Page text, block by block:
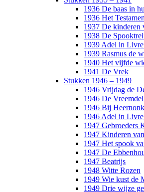
1936 De baas in
1936 Het
1937 De kinderen
1938 De
1939 Adel in
1939 Rasmus de
1940 Het vijfde
1941 De Vrek
Stukken 1946 – 1949
1946 Vrijdag de
1946 De
1946 Bij
1946 Adel in
1947 Gebroeders
1947 Kinderen
1947 Het spook
1947 De
1947 Beatrijs
1948 Witte Rozen
1949 Wie kust de
1949 Drie wijze